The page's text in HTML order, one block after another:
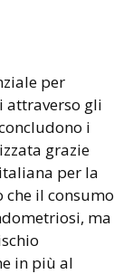
per
attraverso gli
i
grazie
per la
il consumo
ma
in più al